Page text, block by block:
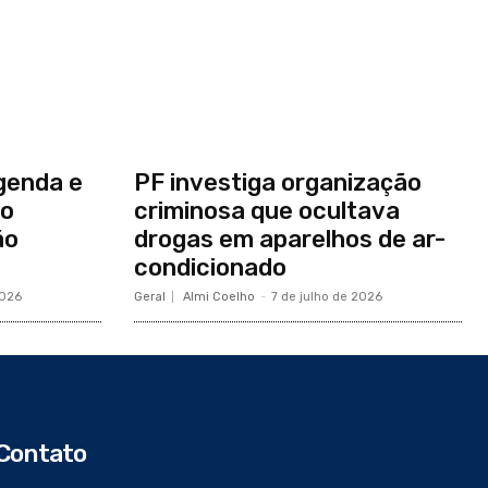
e
PF investiga organização
criminosa que ocultava
drogas em aparelhos de ar-
condicionado
Geral Almi Coelho - 7 de julho de 2026